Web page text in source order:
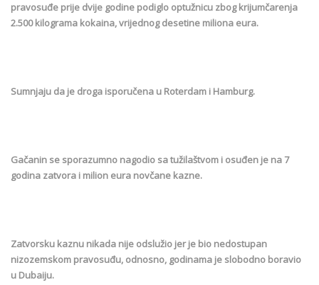
pravosuđe prije dvije godine podiglo optužnicu zbog krijumčarenja
2.500 kilograma kokaina, vrijednog desetine miliona eura.
Sumnjaju da je droga isporučena u Roterdam i Hamburg.
Gačanin se sporazumno nagodio sa tužilaštvom i osuđen je na 7
godina zatvora i milion eura novčane kazne.
Zatvorsku kaznu nikada nije odslužio jer je bio nedostupan
nizozemskom pravosuđu, odnosno, godinama je slobodno boravio
u Dubaiju.